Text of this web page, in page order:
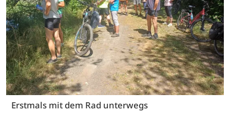
Erstmals mit dem Rad unterwegs